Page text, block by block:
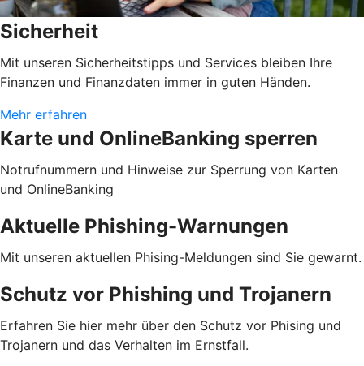
Sicherheit
Mit unseren Sicherheitstipps und Services bleiben Ihre
Finanzen und Finanzdaten immer in guten Händen.
Mehr erfahren
Karte und OnlineBanking sperren
Notrufnummern und Hinweise zur Sperrung von Karten
und OnlineBanking
Aktuelle Phishing-Warnungen
Mit unseren aktuellen Phising-Meldungen sind Sie gewarnt.
Schutz vor Phishing und Trojanern
Erfahren Sie hier mehr über den Schutz vor Phising und
Trojanern und das Verhalten im Ernstfall.